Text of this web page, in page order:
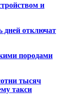
и
дней отключат
породами
тысяч
такси